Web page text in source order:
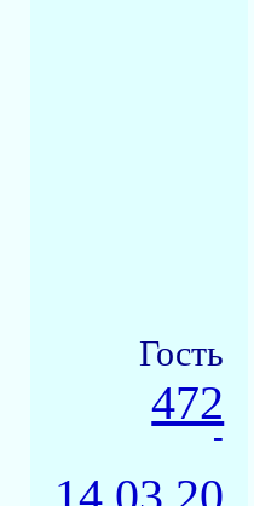
Гость
472
-